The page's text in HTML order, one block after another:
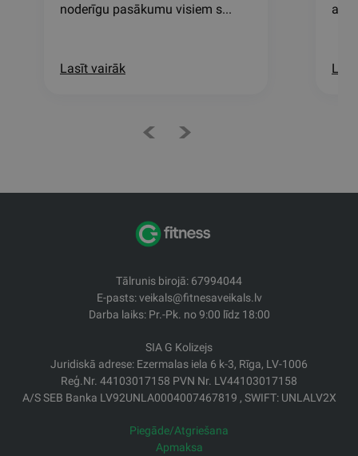
noderīgu pasākumu visiem s...
Lasīt vairāk
and
Tālrunis birojā: 67994044
E-pasts: veikals@fitnesaveikals.lv
Darba laiks: Pr.-Pk. no 9:00 līdz 18:00
SIA G Kolizejs
Juridiskā adrese: Ezermalas iela 6 k-3, Rīga, LV-1006
Reģ.Nr. 44103017158 PVN Nr. LV44103017158
A/S SEB Banka LV92UNLA0004007467819 , SWIFT: UNLALV2X
Piegāde/Atgriešana
Apmaksa